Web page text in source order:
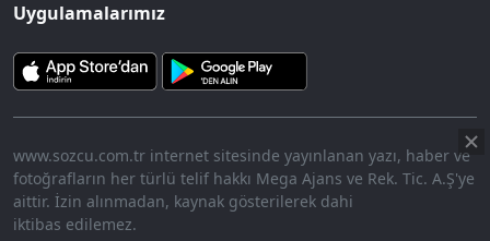
Uygulamalarımız
www.sozcu.com.tr internet sitesinde yayınlanan yazı, haber ve
fotoğrafların her türlü telif hakkı Mega Ajans ve Rek. Tic. A.Ş'ye
aittir. İzin alınmadan, kaynak gösterilerek dahi
iktibas edilemez.